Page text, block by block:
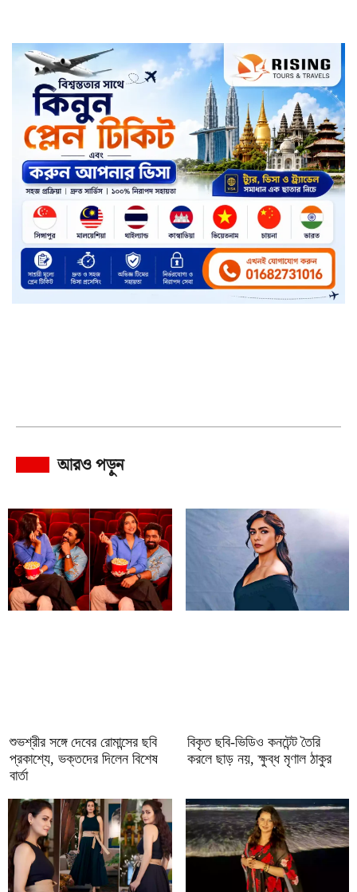
আরও পড়ুন
শুভশ্রীর সঙ্গে দেবের রোমান্সের ছবি
প্রকাশ্যে, ভক্তদের দিলেন বিশেষ
বার্তা
বিকৃত ছবি-ভিডিও কনটেন্ট তৈরি
করলে ছাড় নয়, ক্ষুব্ধ মৃণাল ঠাকুর